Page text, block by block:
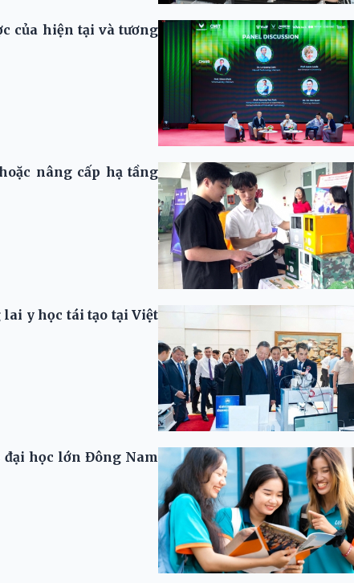
của hiện tại và tương
nâng cấp hạ tầng
y học tái tạo tại Việt
học lớn Đông Nam